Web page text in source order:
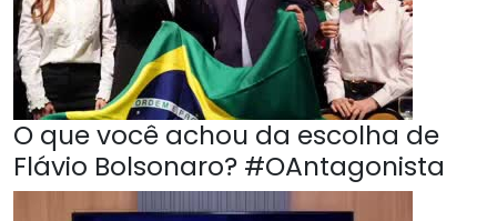
O que você achou da escolha de
Flávio Bolsonaro? #OAntagonista